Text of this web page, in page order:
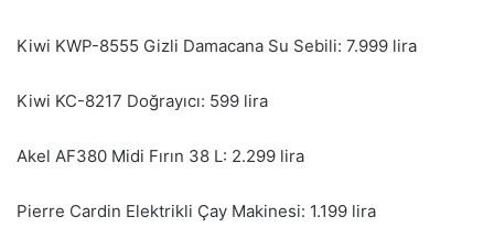
Kiwi KWP-8555 Gizli Damacana Su Sebili: 7.999 lira
Kiwi KC-8217 Doğrayıcı: 599 lira
Akel AF380 Midi Fırın 38 L: 2.299 lira
Pierre Cardin Elektrikli Çay Makinesi: 1.199 lira